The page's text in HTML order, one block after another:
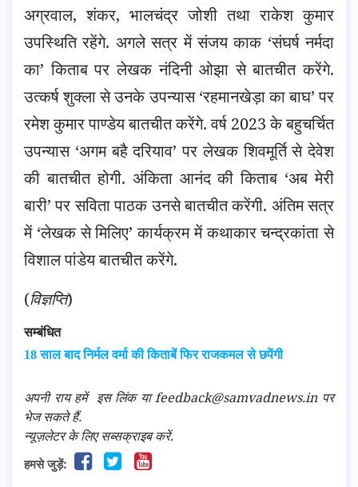
अग्रवाल, शंकर, भालचंद्र जोशी तथा राकेश कुमार
उपस्थिति रहेंगे. अगले सत्र में संजय काक ‘संघर्ष नर्मदा
का’ किताब पर लेखक नंदिनी ओझा से बातचीत करेंगे.
उत्कर्ष शुक्ला से उनके उपन्यास ‘रहमानखेड़ा का बाघ’ पर
रमेश कुमार पाण्डेय बातचीत करेंगे. वर्ष 2023 के बहुचर्चित
उपन्यास ‘अगम बहै दरियाव’ पर लेखक शिवमूर्ति से देवेश
की बातचीत होगी. अंकिता आनंद की किताब ‘अब मेरी
बारी’ पर सविता पाठक उनसे बातचीत करेंगी. अंतिम सत्र
में ‘लेखक से मिलिए’ कार्यक्रम में कथाकार चन्द्रकांता से
विशाल पांडेय बातचीत करेंगे.
(विज्ञप्ति)
सम्बंधित
18 साल बाद निर्मल वर्मा की किताबें फिर राजकमल से छपेंगी
अपनी राय हमें इस लिंक या feedback@samvadnews.in पर
भेज सकते हैं.
न्यूज़लेटर के लिए सब्सक्राइब करें.
हमसे जुड़ें: